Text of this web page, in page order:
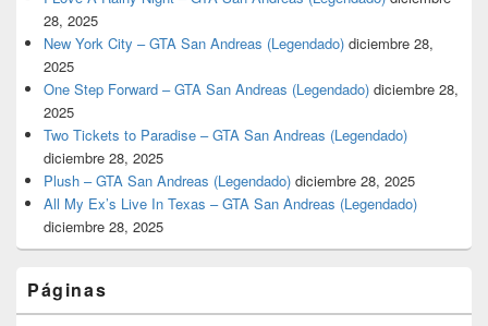
28, 2025
New York City – GTA San Andreas (Legendado) diciembre 28,
2025
One Step Forward – GTA San Andreas (Legendado) diciembre 28,
2025
Two Tickets to Paradise – GTA San Andreas (Legendado)
diciembre 28, 2025
Plush – GTA San Andreas (Legendado) diciembre 28, 2025
All My Ex’s Live In Texas – GTA San Andreas (Legendado)
diciembre 28, 2025
Páginas